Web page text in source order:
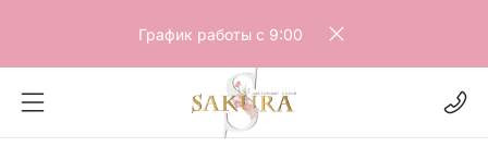
График работы с 9:00